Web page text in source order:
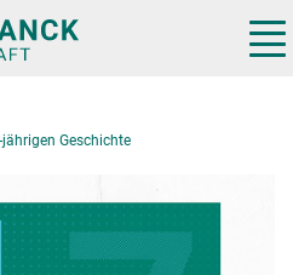
Geschichte